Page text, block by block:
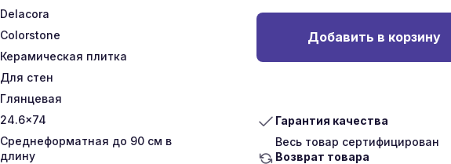
Добавить в корзину
Гарантия качества
Весь товар сертифицирован
Возврат товара
Delacora
Colorstone
Керамическая плитка
Для стен
Глянцевая
24.6x74
Среднеформатная до 90 см в
длину